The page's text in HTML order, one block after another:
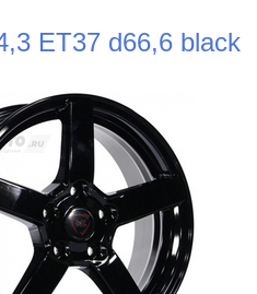
ET37 d66,6 black